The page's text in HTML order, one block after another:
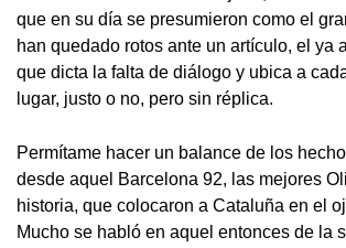
que en su día se presumieron como el
han quedado rotos ante un artículo, el ya
que dicta la falta de diálogo y ubica a
lugar, justo o no, pero sin réplica.
Permítame hacer un balance de los
desde aquel Barcelona 92, las mejores
historia, que colocaron a Cataluña en el
Mucho se habló en aquel entonces de la